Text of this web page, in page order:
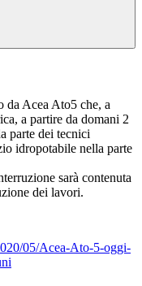
da Acea Ato5 che, a
a partire da domani 2
parte dei tecnici
idropotabile nella parte
sarà contenuta
dei lavori.
05/Acea-Ato-5-oggi-